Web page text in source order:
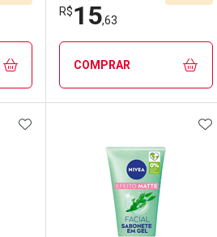
R$15,63
COMPRAR
Laboratório
Por Menos
ADICIONAR AOS FAVORITOS